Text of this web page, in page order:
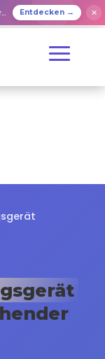
Entdecken → ✕